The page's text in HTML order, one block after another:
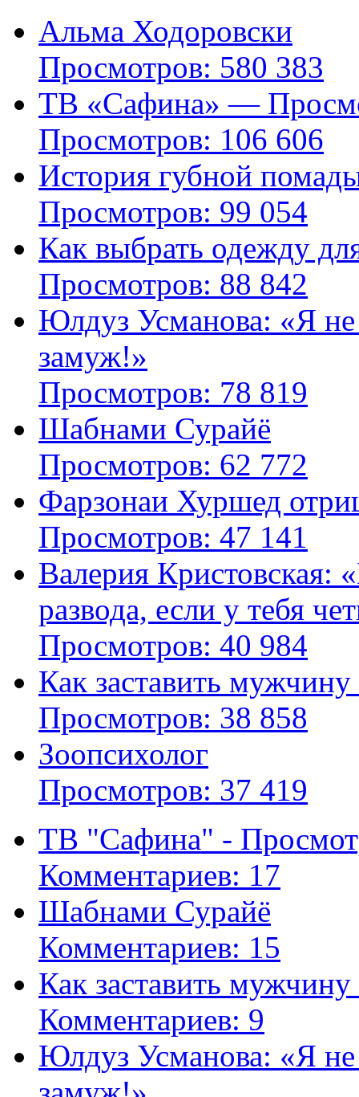
Альма Ходоровски
Просмотров: 580 383
ТВ «Сафина» —
Просмотров: 106 606
История губной
Просмотров: 99 054
Как выбрать одежду
Просмотров: 88 842
Юлдуз Усманова: «Я
замуж!»
Просмотров: 78 819
Шабнами Сурайё
Просмотров: 62 772
Фарзонаи Хуршед
Просмотров: 47 141
Валерия Кристовская:
развода, если у тебя
Просмотров: 40 984
Как заставить
Просмотров: 38 858
Зоопсихолог
Просмотров: 37 419
ТВ "Сафина" -
Комментариев: 17
Шабнами Сурайё
Комментариев: 15
Как заставить
Комментариев: 9
Юлдуз Усманова: «Я